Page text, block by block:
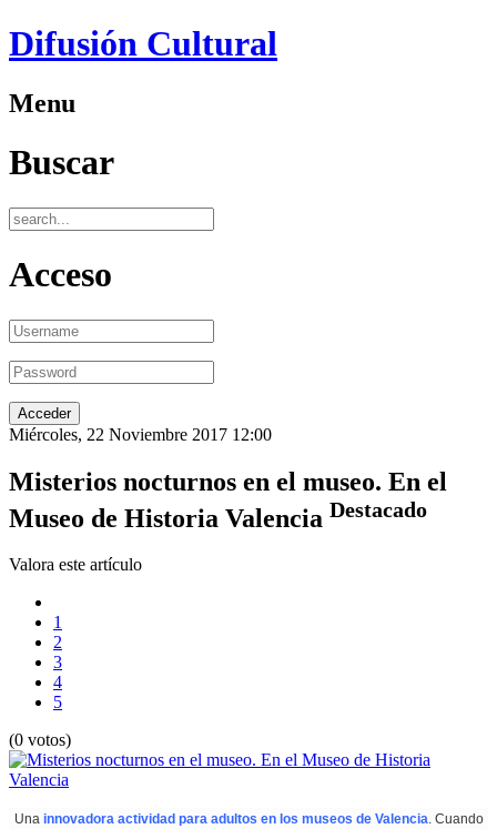
Difusión Cultural
Menu
Buscar
Acceso
Miércoles, 22 Noviembre 2017 12:00
Misterios nocturnos en el museo. En el
Museo de Historia Valencia Destacado
Valora este artículo
1
2
3
4
5
(0 votos)
Una innovadora actividad para adultos en los museos de Valencia. Cuando